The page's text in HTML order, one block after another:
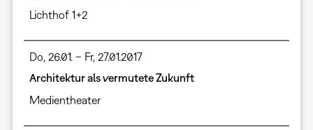
Lichthof 1+2
Do, 26.01. – Fr, 27.01.2017
Architektur als vermutete Zukunft
Medientheater